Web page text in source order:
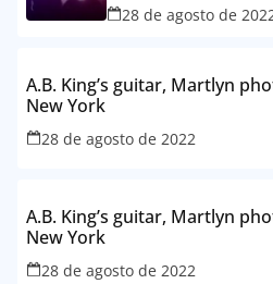
28 de agosto de
A.B. King’s guitar, Martlyn
New York
28 de agosto de 2022
A.B. King’s guitar, Martlyn
New York
28 de agosto de 2022